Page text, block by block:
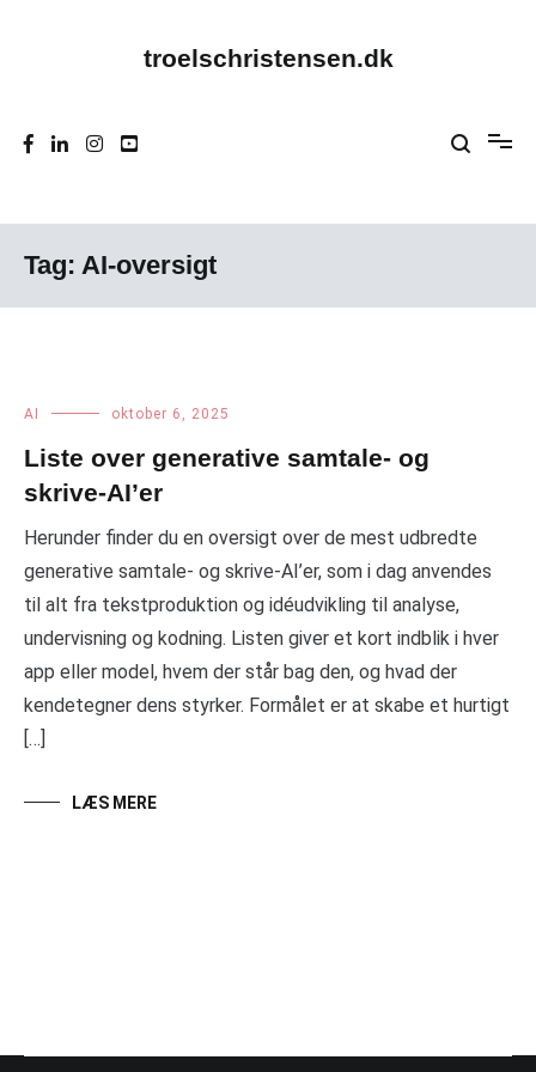
troelschristensen.dk
Tag: AI-oversigt
AI oktober 6, 2025
Liste over generative samtale- og
skrive-AI’er
Herunder finder du en oversigt over de mest udbredte
generative samtale- og skrive-AI’er, som i dag anvendes
til alt fra tekstproduktion og idéudvikling til analyse,
undervisning og kodning. Listen giver et kort indblik i hver
app eller model, hvem der står bag den, og hvad der
kendetegner dens styrker. Formålet er at skabe et hurtigt
[…]
LÆS MERE